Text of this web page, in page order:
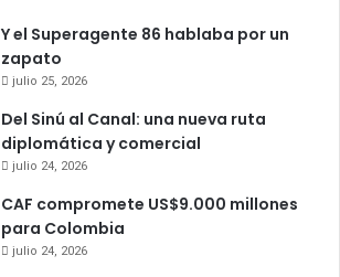
Y el Superagente 86 hablaba por un
zapato
julio 25, 2026
Del Sinú al Canal: una nueva ruta
diplomática y comercial
julio 24, 2026
CAF compromete US$9.000 millones
para Colombia
julio 24, 2026